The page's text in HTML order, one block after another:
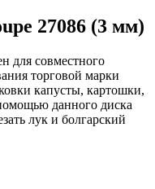
27086 (3 мм)
для совместного
торговой марки
капусты, картошки,
данного диска
лук и болгарский